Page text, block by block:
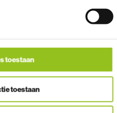
toestaan
toestaan
HOE ZIT DAT NU
is meer dan ooit